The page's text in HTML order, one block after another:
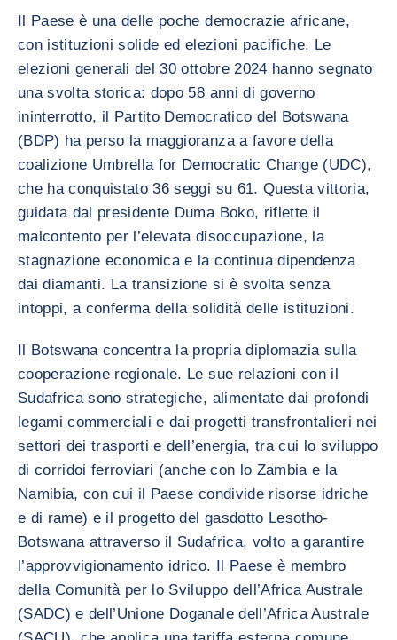
Il Paese è una delle poche democrazie africane,
con istituzioni solide ed elezioni pacifiche. Le
elezioni generali del 30 ottobre 2024 hanno segnato
una svolta storica: dopo 58 anni di governo
ininterrotto, il Partito Democratico del Botswana
(BDP) ha perso la maggioranza a favore della
coalizione Umbrella for Democratic Change (UDC),
che ha conquistato 36 seggi su 61. Questa vittoria,
guidata dal presidente Duma Boko, riflette il
malcontento per l’elevata disoccupazione, la
stagnazione economica e la continua dipendenza
dai diamanti. La transizione si è svolta senza
intoppi, a conferma della solidità delle istituzioni.
Il Botswana concentra la propria diplomazia sulla
cooperazione regionale. Le sue relazioni con il
Sudafrica sono strategiche, alimentate dai profondi
legami commerciali e dai progetti transfrontalieri nei
settori dei trasporti e dell’energia, tra cui lo sviluppo
di corridoi ferroviari (anche con lo Zambia e la
Namibia, con cui il Paese condivide risorse idriche
e di rame) e il progetto del gasdotto Lesotho-
Botswana attraverso il Sudafrica, volto a garantire
l’approvvigionamento idrico. Il Paese è membro
della Comunità per lo Sviluppo dell’Africa Australe
(SADC) e dell’Unione Doganale dell’Africa Australe